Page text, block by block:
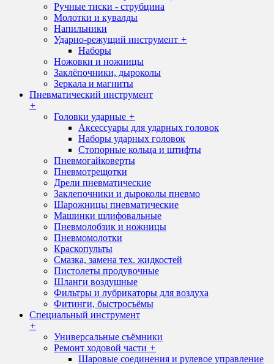
Ручные тиски - струбцина
Молотки и кувалды
Напильники
Ударно-режущий инструмент +
Наборы
Ножовки и ножницы
Заклёпочники, дыроколы
Зеркала и магниты
Пневматический инструмент
+
Головки ударные +
Аксессуары для ударных головок
Наборы ударных головок
Стопорные кольца и штифты
Пневмогайковерты
Пневмотрещотки
Дрели пневматические
Заклепочники и дыроколы пневмо
Шарожницы пневматические
Машинки шлифовальные
Пневмолобзик и ножницы
Пневмомолотки
Краскопульты
Смазка, замена тех. жидкостей
Пистолеты продувочные
Шланги воздушные
Фильтры и лубрикаторы для воздуха
Фитинги, быстросъёмы
Специальный инструмент
+
Универсальные съёмники
Ремонт ходовой части +
Шаровые соединения и рулевое управление